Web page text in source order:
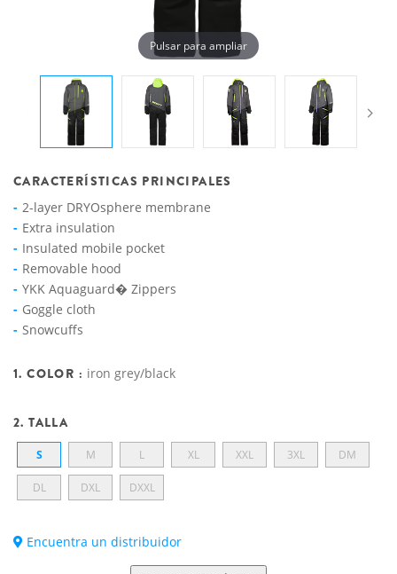
Pulsar para ampliar
CARACTERÍSTICAS PRINCIPALES
2-layer DRYOsphere membrane
Extra insulation
Insulated mobile pocket
Removable hood
YKK Aquaguard� Zippers
Goggle cloth
Snowcuffs
1. COLOR : iron grey/black
2. TALLA
S M L XL XXL 3XL DM
DL DXL DXXL
Encuentra un distribuidor